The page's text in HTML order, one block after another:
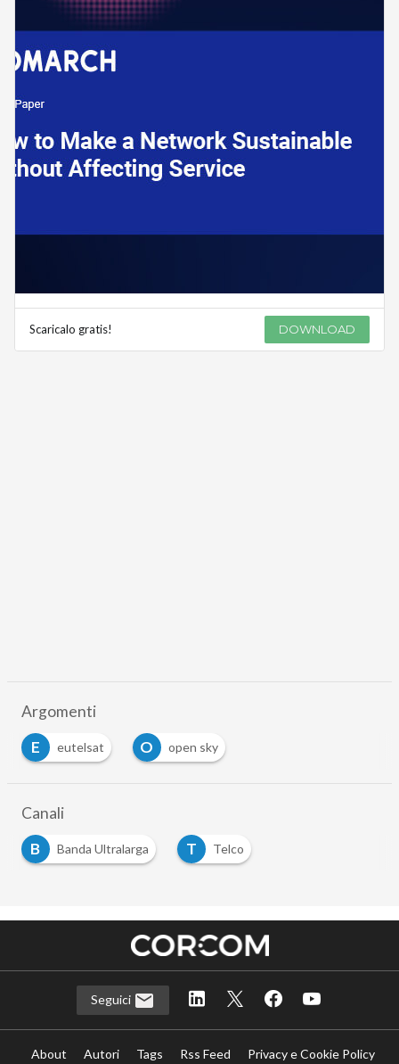
Scaricalo gratis! DOWNLOAD
Argomenti
E
eutelsat O open sky
Canali
B
Banda Ultralarga T Telco
Seguici
About Autori Tags Rss Feed
Privacy e Cookie Policy